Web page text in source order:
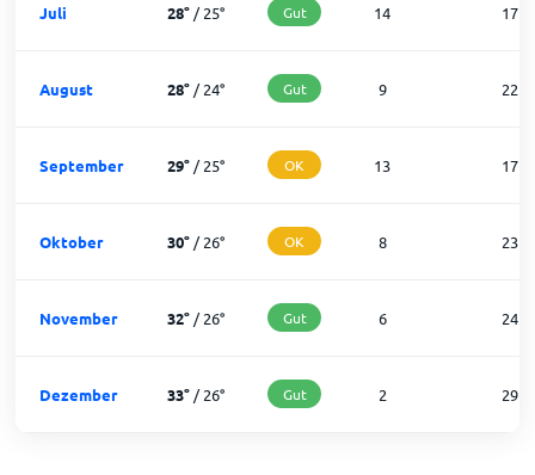
Juli 28°/25° Gut 14 17
August 28°/24° Gut 9 22
September 29°/25° OK 13 17
Oktober 30°/26° OK 8 23
November 32°/26° Gut 6 24
Dezember 33°/26° Gut 2 29